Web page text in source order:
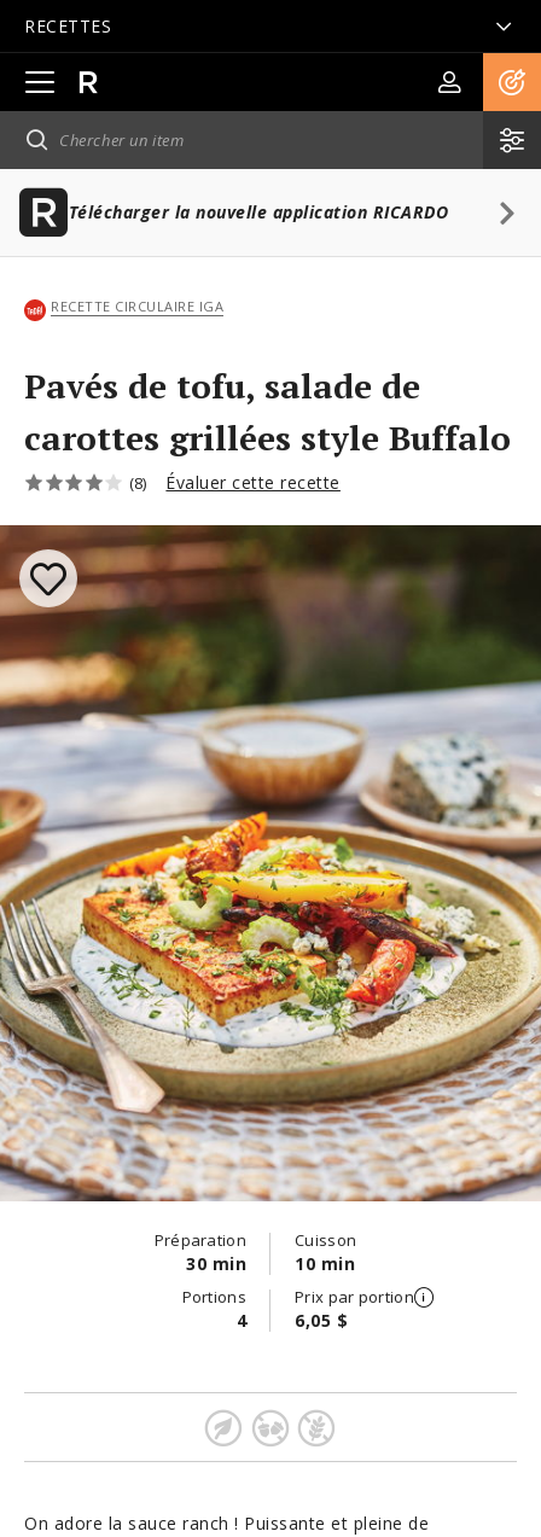
RECETTES
Ouvrir
la
navigation
principale
Télécharger la nouvelle application RICARDO
RECETTE CIRCULAIRE IGA
Pavés de tofu, salade de
carottes grillées style Buffalo
(8) Évaluer cette recette
Préparation
30 min
Cuisson
10 min
Portions
4
Prix par portion
6,05 $
On adore la sauce ranch ! Puissante et pleine de